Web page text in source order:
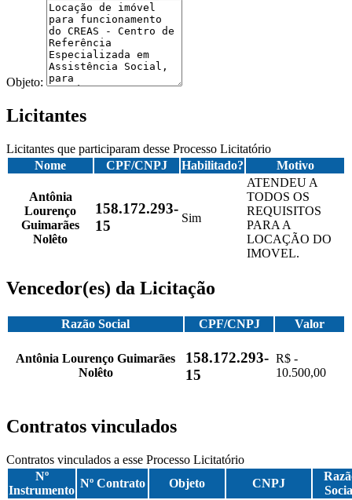
Objeto:
Licitantes
Licitantes que participaram desse Processo Licitatório
Nome
CPF/CNPJ Habilitado? Motivo
Antônia
Lourenço
Guimarães
Nolêto
158.172.293-
15
Sim
ATENDEU A
TODOS OS
REQUISITOS
PARA A
LOCAÇÃO DO
IMOVEL.
Vencedor(es) da Licitação
Razão Social CPF/CNPJ Valor
Antônia Lourenço Guimarães
Nolêto
158.172.293-
15
R$ -
10.500,00
Contratos vinculados
Contratos vinculados a esse Processo Licitatório
Nº
Instrumento
Nº Contrato Objeto CNPJ